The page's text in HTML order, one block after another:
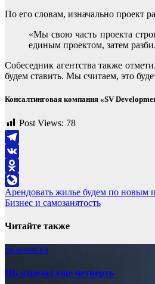
По его словам, изначально проект
«Мы свою часть проекта
единым проектом, затем
Собеседник агентства также
будем ставить. Мы считаем, это
Консалтинговая компания «SV
Post Views: 78
Telegram
VK
Odnoklassniki
LiveJournal
Навигация
по
записям
Арендовать жилье будем по новым
Бизнес и самозанятость
Читайте также
экономика
ЦБ отрезал еще четверть